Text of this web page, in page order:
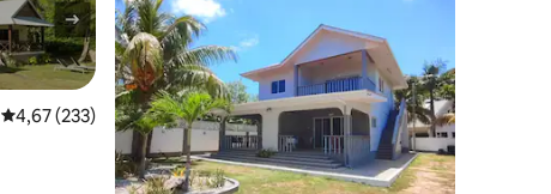
Gemiddelde beoordeling van 4,67 op 5, 233 recensies
4,67 (233)